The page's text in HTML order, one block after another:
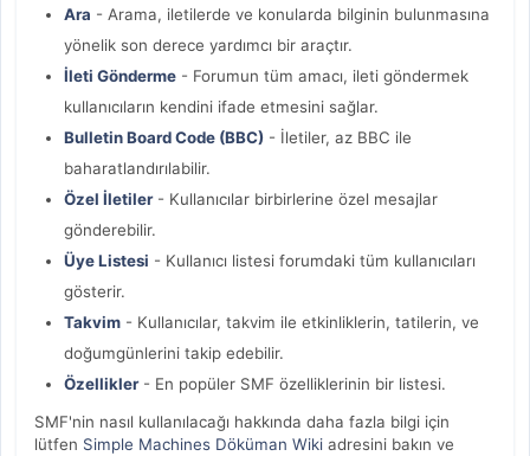
Ara - Arama, iletilerde ve konularda bilginin bulunmasına
yönelik son derece yardımcı bir araçtır.
İleti Gönderme - Forumun tüm amacı, ileti göndermek
kullanıcıların kendini ifade etmesini sağlar.
Bulletin Board Code (BBC) - İletiler, az BBC ile
baharatlandırılabilir.
Özel İletiler- Kullanıcılar birbirlerine özel mesajlar
gönderebilir.
Üye Listesi - Kullanıcı listesi forumdaki tüm kullanıcıları
gösterir.
Takvim - Kullanıcılar, takvim ile etkinliklerin, tatilerin, ve
doğumgünlerini takip edebilir.
Özellikler- En popüler SMF özelliklerinin bir listesi.
SMF'nin nasıl kullanılacağı hakkında daha fazla bilgi için
lütfen Simple Machines Döküman Wiki adresini bakın ve